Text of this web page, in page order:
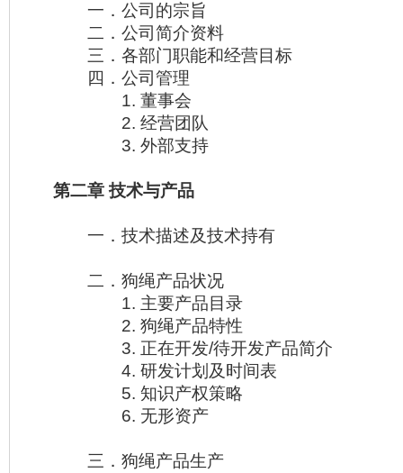
一．公司的宗旨
二．公司简介资料
三．各部门职能和经营目标
四．公司管理
1. 董事会
2. 经营团队
3. 外部支持
第二章 技术与产品
一．技术描述及技术持有
二．狗绳产品状况
1. 主要产品目录
2. 狗绳产品特性
3. 正在开发/待开发产品简介
4. 研发计划及时间表
5. 知识产权策略
6. 无形资产
三．狗绳产品生产